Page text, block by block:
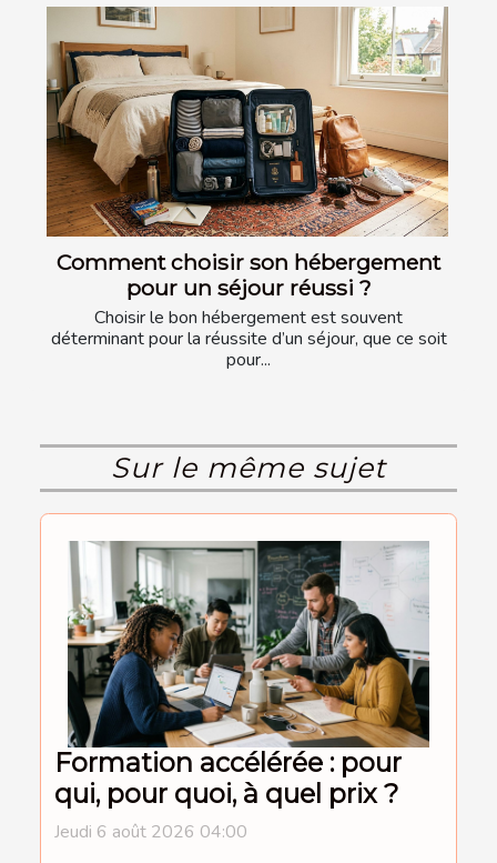
Comment choisir son hébergement
pour un séjour réussi ?
Choisir le bon hébergement est souvent
déterminant pour la réussite d’un séjour, que ce soit
pour...
Sur le même sujet
Formation accélérée : pour
qui, pour quoi, à quel prix ?
Jeudi 6 août 2026 04:00